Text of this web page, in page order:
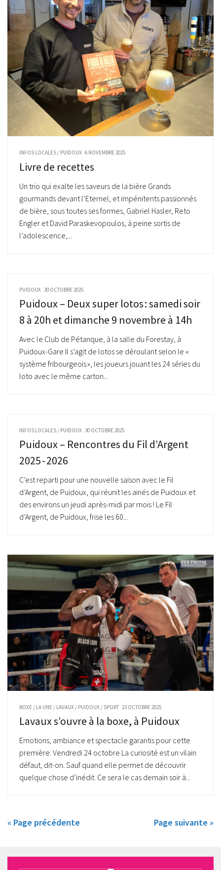
INFOS LOCALES / PUIDOUX 6 NOVEMBRE 2025
Livre de recettes
Un trio qui exalte les saveurs de la bière Grands
gourmands devant l’Eternel, et impénitents passionnés
de bière, sous toutes ses formes, Gabriel Hasler, Reto
Engler et David Paraskevopoulos, à peine sortis de
l’adolescence,...
PUIDOUX 30 OCTOBRE 2025
Puidoux – Deux super lotos : samedi soir
8 à 20h et dimanche 9 novembre à 14h
Avec le Club de Pétanque, à la salle du Forestay, à
Puidoux-Gare Il s’agit de lotos se déroulant selon le «
système fribourgeois », les joueurs jouant les 24 séries du
loto avec le même carton...
INFOS LOCALES / PUIDOUX 30 OCTOBRE 2025
Puidoux – Rencontres du Fil d’Argent
2025 - 2026
C’est reparti pour une nouvelle saison avec le Fil
d’Argent, de Puidoux, qui réunit les ainés de Puidoux et
des environs un jeudi après-midi par mois ! Le Fil
d’Argent, de Puidoux, frise les 60...
BOXE / LA UNE / LAVAUX / PUIDOUX / SPORT 23 OCTOBRE 2025
Lavaux s’ouvre à la boxe, à Puidoux
Emotions, ambiance et spectacle garantis pour cette
première. Vendredi 24 octobre La curiosité est un vilain
défaut, dit-on. Sauf quand elle permet de découvrir
quelque chose d’inédit. Ce sera le cas demain soir à...
« Page précédente Page suivante »